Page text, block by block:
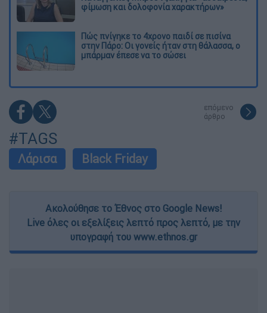
φίμωση και δολοφονία χαρακτήρων»
Πώς πνίγηκε το 4χρονο παιδί σε πισίνα
στην Πάρο: Οι γονείς ήταν στη θάλασσα, ο
μπάρμαν έπεσε να το σώσει
επόμενο
άρθρο
#TAGS
Λάρισα Black Friday
Ακολούθησε το Έθνος στο Google News!
Live όλες οι εξελίξεις λεπτό προς λεπτό, με την
υπογραφή του www.ethnos.gr